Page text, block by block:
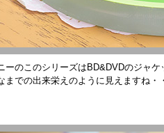
ーのこのシリーズはBD&DVDのジャ
までの出来栄えのように見えますね・